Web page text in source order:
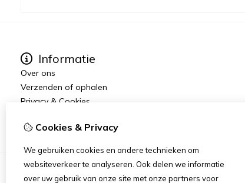
Informatie
Over ons
Verzenden of ophalen
Privacy & Cookies
Cookies & Privacy
We gebruiken cookies en andere technieken om
websiteverkeer te analyseren. Ook delen we informatie
over uw gebruik van onze site met onze partners voor